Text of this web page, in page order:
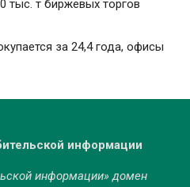
т биржевых торгов
за 24,4 года, офисы
информации
информации» домен